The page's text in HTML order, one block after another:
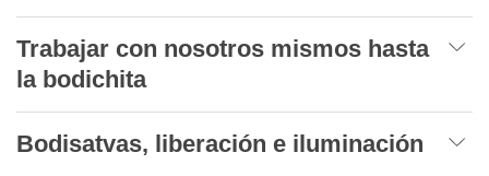
Trabajar con nosotros mismos hasta
la bodichita
Bodisatvas, liberación e iluminación